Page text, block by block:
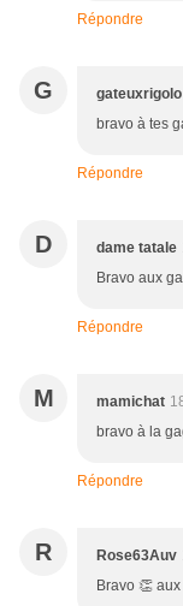
Répondre
G gateuxrigolo
bravo à tes
Répondre
D dame tatale
Bravo aux
Répondre
M mamichat
bravo à la
Répondre
R Rose63Auv
Bravo 👏